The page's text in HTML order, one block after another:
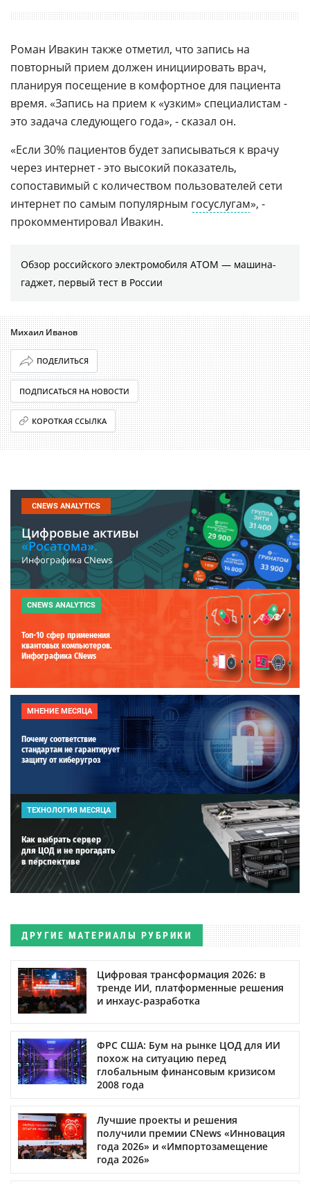
Роман Ивакин также отметил, что запись на
повторный прием должен инициировать врач,
планируя посещение в комфортное для пациента
время. «Запись на прием к «узким» специалистам -
это задача следующего года», - сказал он.
«Если 30% пациентов будет записываться к врачу
через интернет - это высокий показатель,
сопоставимый с количеством пользователей сети
интернет по самым популярным госуслугам», -
прокомментировал Ивакин.
Обзор российского электромобиля АТОМ — машина-
гаджет, первый тест в России
Михаил Иванов
ПОДЕЛИТЬСЯ
ПОДПИСАТЬСЯ НА НОВОСТИ
КОРОТКАЯ ССЫЛКА
CNEWS ANALYTICS
Цифровые активы
«Росатома».
Инфографика CNews
CNEWS ANALYTICS
Топ-10 сфер применения
квантовых компьютеров.
Инфографика CNews
МНЕНИЕ МЕСЯЦА
Почему соответствие
стандартам не гарантирует
защиту от киберугроз
ТЕХНОЛОГИЯ МЕСЯЦА
Как выбрать сервер
для ЦОД и не прогадать
в перспективе
ДРУГИЕ МАТЕРИАЛЫ РУБРИКИ
Цифровая трансформация 2026: в
тренде ИИ, платформенные решения
и инхаус-разработка
ФРС США: Бум на рынке ЦОД для ИИ
похож на ситуацию перед
глобальным финансовым кризисом
2008 года
Лучшие проекты и решения
получили премии CNews «Инновация
года 2026» и «Импортозамещение
года 2026»